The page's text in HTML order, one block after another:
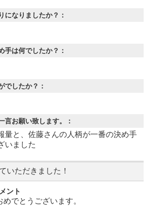
になりましたか？：
手は何でしたか？：
でしたか？：
言お願い致します。：
量と、佐藤さんの人柄が一番の決め手
いました
いただきました！
ント
でとうございます。